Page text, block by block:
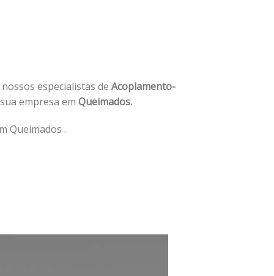
especialistas de Acoplamento-
empresa em Queimados.
Queimados .